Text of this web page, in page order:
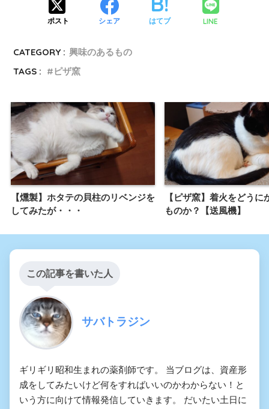
ポスト シェア はてブ LINE
CATEGORY : 興味のあるもの
TAGS :
ピザ窯
【燻製】ホタテの貝柱のリベンジを
してみたが・・・
【ピザ窯】着火をどうに
ものか？【送風機】
この記事を書いた人
サバトラジン
ギリギリ昭和生まれの薬剤師です。 当ブログは、資産形
成をしてみたいけど何をすればいいのかわからない！と
いう方に向けて情報発信していきます。 だいたい土日に